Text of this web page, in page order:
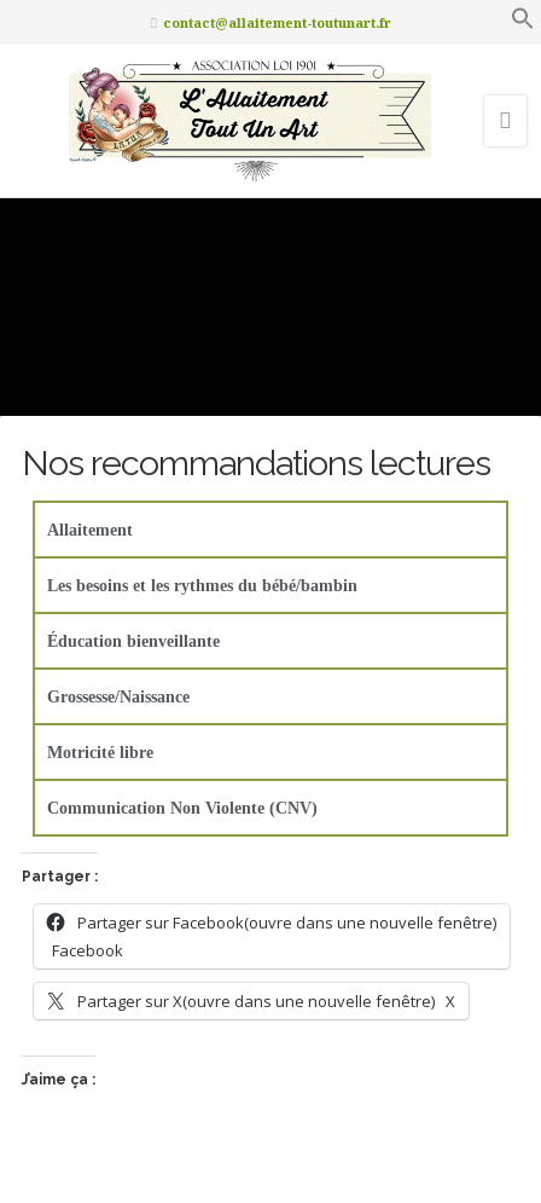
contact@allaitement-toutunart.fr
Nos recommandations lectures
Allaitement
Les besoins et les rythmes du bébé/bambin
Éducation bienveillante
Grossesse/Naissance
Motricité libre
Communication Non Violente (CNV)
Partager :
Partager sur Facebook(ouvre dans une nouvelle fenêtre)
Facebook
Partager sur X(ouvre dans une nouvelle fenêtre) X
J’aime ça :